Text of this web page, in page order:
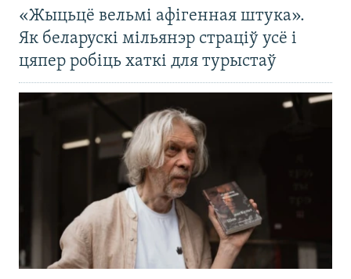
«Жыцьцё вельмі афігенная штука».
Як беларускі мільянэр страціў усё і
цяпер робіць хаткі для турыстаў